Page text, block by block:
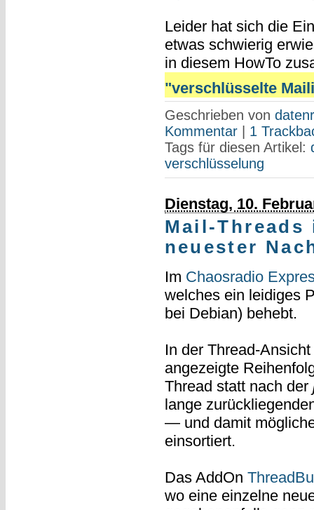
Leider hat sich die
etwas schwierig
in diesem HowTo
"verschlüsselte
Geschrieben von
Kommentar| 1
Tags für diesen Artikel:
verschlüsselung
Dienstag, 10.
Mail-
neuester
Im Chaosradio
welches ein leidiges
bei Debian) behebt.
In der Thread-
angezeigte
Thread statt nach der
lange
— und damit
einsortiert.
Das AddOn
wo eine einzelne